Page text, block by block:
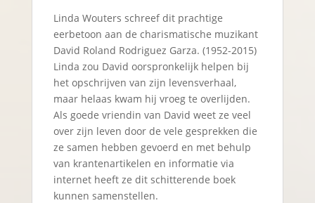
Linda Wouters schreef dit prachtige
eerbetoon aan de charismatische muzikant
David Roland Rodriguez Garza. (1952-2015)
Linda zou David oorspronkelijk helpen bij
het opschrijven van zijn levensverhaal,
maar helaas kwam hij vroeg te overlijden.
Als goede vriendin van David weet ze veel
over zijn leven door de vele gesprekken die
ze samen hebben gevoerd en met behulp
van krantenartikelen en informatie via
internet heeft ze dit schitterende boek
kunnen samenstellen.